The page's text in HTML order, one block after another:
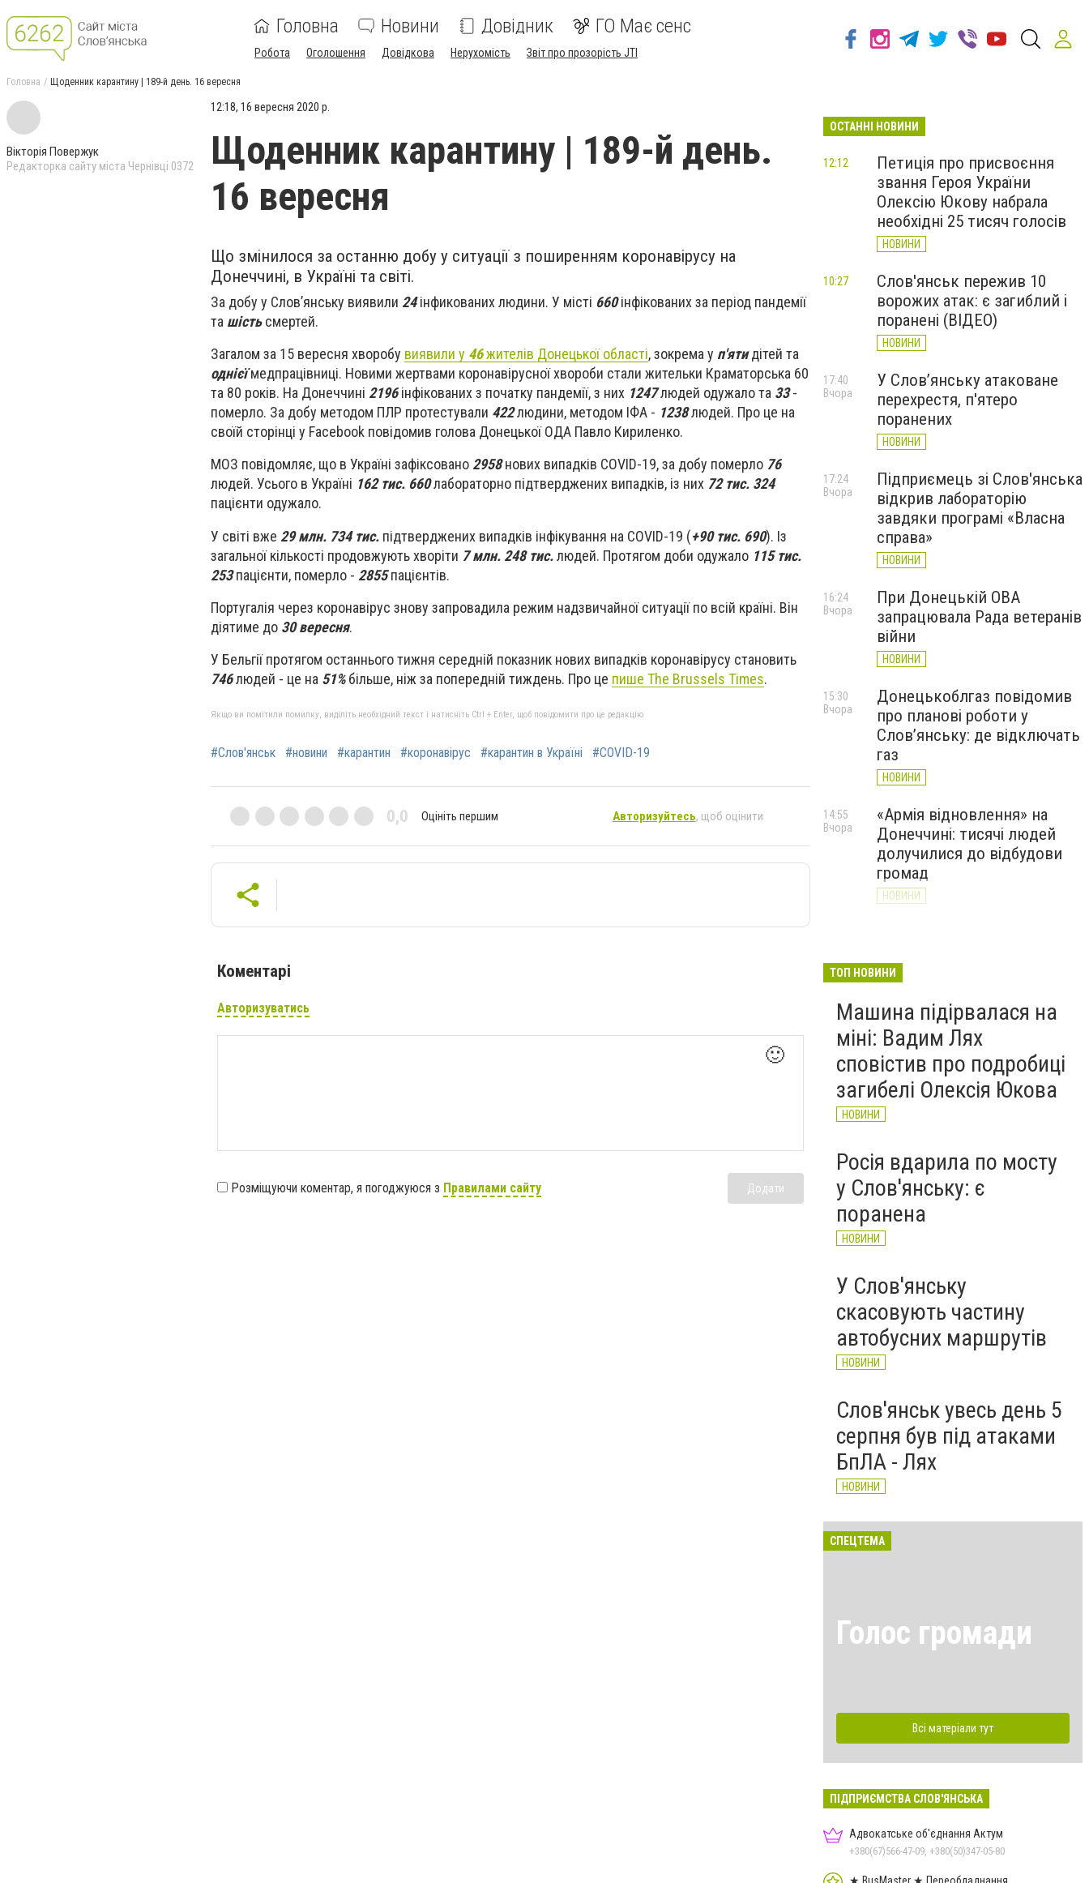
Головна Новини Довідник ГО Має сенс
Робота Оголошення Довідкова Нерухомість Звіт про прозорість JTI
Головна Щоденник карантину | 189-й день. 16 вересня
Вікторія Повержук
Редакторка сайту міста Чернівці 0372
12:18, 16 вересня 2020 р.
Щоденник карантину | 189-й день.
16 вересня
Що змінилося за останню добу у ситуації з поширенням коронавірусу на
Донеччині, в Україні та світі.
За добу у Слов’янську виявили 24інфикованих людини. У місті 660інфікованих за період пандемії
та шістьсмертей.
Загалом за 15 вересня хворобу виявили у 46жителів Донецької області, зокрема у п'ятидітей та
однієїмедпрацівниці. Новими жертвами коронавірусної хвороби стали жительки Краматорська 60
та 80 років. На Донеччині 2196інфікованих з початку пандемії, з них 1247людей одужало та 33-
померло. За добу методом ПЛР протестували 422людини, методом ІФА - 1238людей. Про це на
своїй сторінці у Facebook повідомив голова Донецької ОДА Павло Кириленко.
МОЗ повідомляє, що в Україні зафіксовано 2958нових випадків COVID-19, за добу померло 76
людей. Усього в Україні 162 тис. 660лабораторно підтверджених випадків, із них 72 тис. 324
пацієнти одужало.
У світі вже 29 млн. 734 тис. підтверджених випадків інфікування на COVID-19 (+90 тис. 690). Із
загальної кількості продовжують хворіти 7 млн. 248 тис.людей. Протягом доби одужало 115 тис.
253пацієнти, померло - 2855пацієнтів.
Португалія через коронавірус знову запровадила режим надзвичайної ситуації по всій країні. Він
діятиме до 30 вересня.
У Бельгії протягом останнього тижня середній показник нових випадків коронавірусу становить
746людей - це на 51%більше, ніж за попередній тиждень. Про це пише The Brussels Times.
Якщо ви помітили помилку, виділіть необхідний текст і натисніть Ctrl + Enter, щоб повідомити про це редакцію
#Слов'янськ #новини #карантин #коронавірус #карантин в Україні #COVID-19
0,0 Оцініть першим Авторизуйтесь, щоб оцінити
Коментарі
Авторизуватись
🙂
Розміщуючи коментар, я погоджуюся з Правилами сайту Додати
ОСТАННІ НОВИНИ
Петиція про присвоєння
звання Героя України
Олексію Юкову набрала
необхідні 25 тисяч голосів
НОВИНИ
12:12
Слов'янськ пережив 10
ворожих атак: є загиблий і
поранені (ВІДЕО)
НОВИНИ
10:27
У Слов’янську атаковане
перехрестя, п'ятеро
поранених
НОВИНИ
17:40
Вчора
Підприємець зі Слов'янська
відкрив лабораторію
завдяки програмі «Власна
справа»
НОВИНИ
17:24
Вчора
При Донецькій ОВА
запрацювала Рада ветеранів
війни
НОВИНИ
16:24
Вчора
Донецькоблгаз повідомив
про планові роботи у
Слов’янську: де відключать
газ
НОВИНИ
15:30
Вчора
«Армія відновлення» на
Донеччині: тисячі людей
долучилися до відбудови
громад
НОВИНИ
14:55
Вчора
працюють на Донеччині
НОВИНИ
ТОП НОВИНИ
Машина підірвалася на
міні: Вадим Лях
сповістив про подробиці
загибелі Олексія Юкова
НОВИНИ
Росія вдарила по мосту
у Слов'янську: є
поранена
НОВИНИ
У Слов'янську
скасовують частину
автобусних маршрутів
НОВИНИ
Слов'янськ увесь день 5
серпня був під атаками
БпЛА - Лях
НОВИНИ
СПЕЦТЕМА
Голос громади
Всі матеріали тут
ПІДПРИЄМСТВА СЛОВ'ЯНСЬКА
Адвокатське об'єднання Актум
+380(67)566-47-09, +380(50)347-05-80
★ BusMaster ★ Переобладнання